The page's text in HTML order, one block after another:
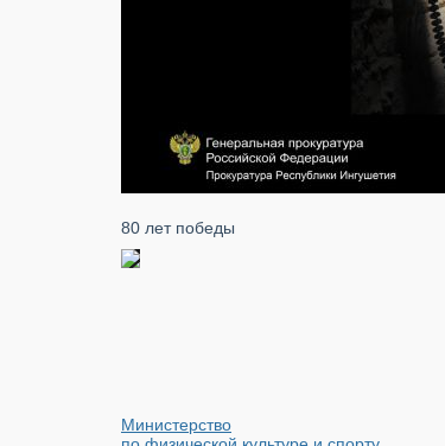
80 лет победы
Министерство